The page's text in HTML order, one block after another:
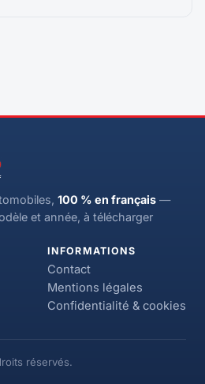
100 % en français —
et année, à télécharger
INFORMATIONS
Contact
Mentions légales
Confidentialité & cookies
réservés.